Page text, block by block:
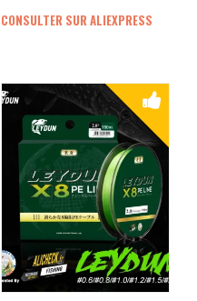
CONSULTER SUR ALIEXPRESS